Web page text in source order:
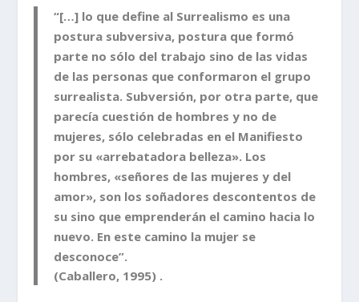
“[…] lo que define al Surrealismo es una
postura subversiva, postura que formó
parte no sólo del trabajo sino de las vidas
de las personas que conformaron el grupo
surrealista. Subversión, por otra parte, que
parecía cuestión de hombres y no de
mujeres, sólo celebradas en el Manifiesto
por su «arrebatadora belleza». Los
hombres, «señores de las mujeres y del
amor», son los soñadores descontentos de
su sino que emprenderán el camino hacia lo
nuevo. En este camino la mujer se
desconoce”.
(Caballero, 1995) .